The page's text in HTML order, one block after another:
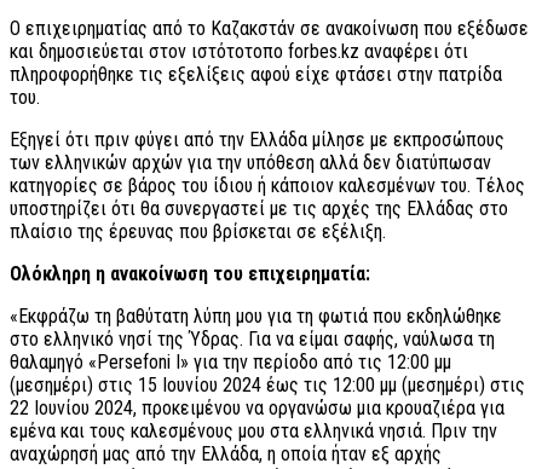
Ο επιχειρηματίας από το Καζακστάν σε ανακοίνωση που εξέδωσε
και δημοσιεύεται στον ιστότοτοπο forbes.kz αναφέρει ότι
πληροφορήθηκε τις εξελίξεις αφού είχε φτάσει στην πατρίδα
του.
Εξηγεί ότι πριν φύγει από την Ελλάδα μίλησε με εκπροσώπους
των ελληνικών αρχών για την υπόθεση αλλά δεν διατύπωσαν
κατηγορίες σε βάρος του ίδιου ή κάποιον καλεσμένων του. Τέλος
υποστηρίζει ότι θα συνεργαστεί με τις αρχές της Ελλάδας στο
πλαίσιο της έρευνας που βρίσκεται σε εξέλιξη.
Ολόκληρη η ανακοίνωση του επιχειρηματία:
«Εκφράζω τη βαθύτατη λύπη μου για τη φωτιά που εκδηλώθηκε
στο ελληνικό νησί της Ύδρας. Για να είμαι σαφής, ναύλωσα τη
θαλαμηγό «Persefoni I» για την περίοδο από τις 12:00 μμ
(μεσημέρι) στις 15 Ιουνίου 2024 έως τις 12:00 μμ (μεσημέρι) στις
22 Ιουνίου 2024, προκειμένου να οργανώσω μια κρουαζιέρα για
εμένα και τους καλεσμένους μου στα ελληνικά νησιά. Πριν την
αναχώρησή μας από την Ελλάδα, η οποία ήταν εξ αρχής